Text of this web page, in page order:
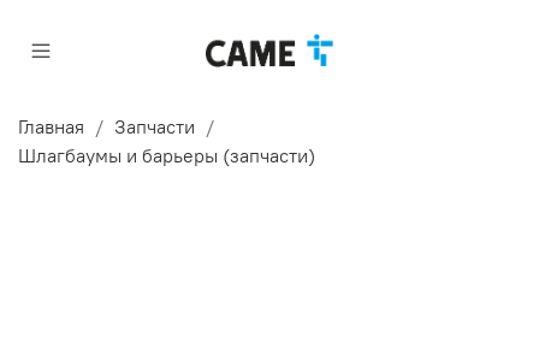
Главная
Запчасти
Шлагбаумы и барьеры (запчасти)